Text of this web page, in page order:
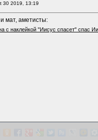
30 2019, 13:19
мат, аметисты:
с наклейкой "Иисус спасет" спас